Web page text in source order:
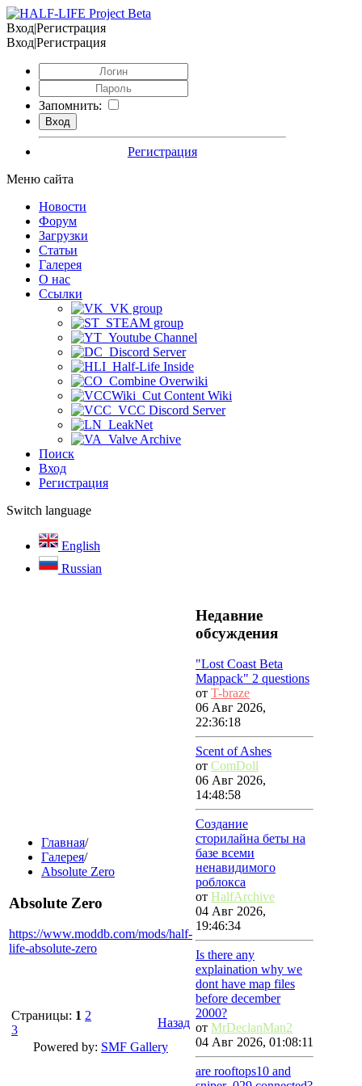
Вход|Регистрация
Вход|Регистрация
Запомнить:
Регистрация
Меню сайта
Новости
Форум
Загрузки
Статьи
Галерея
О нас
Ссылки
VK group
STEAM group
Youtube Channel
Discord Server
Half-Life Inside
Combine Overwiki
Cut Content Wiki
VCC Discord Server
LeakNet
Valve Archive
Поиск
Вход
Регистрация
Switch language
English
Russian
Главная/
Галерея/
Absolute Zero
Absolute Zero
https://www.moddb.com/mods/half-
life-absolute-zero
Страницы: 1 2
3
Назад
Powered by: SMF Gallery
Недавние
обсуждения
"Lost Coast Beta
Mappack" 2 questions
от T-braze
06 Авг 2026,
22:36:18
Scent of Ashes
от ComDoll
06 Авг 2026,
14:48:58
Создание
сторилайна беты на
базе всеми
ненавидимого
роблокса
от HalfArchive
04 Авг 2026,
19:46:34
Is there any
explaination why we
dont have map files
before december
2000?
от MrDeclanMan2
04 Авг 2026, 01:08:11
are rooftops10 and